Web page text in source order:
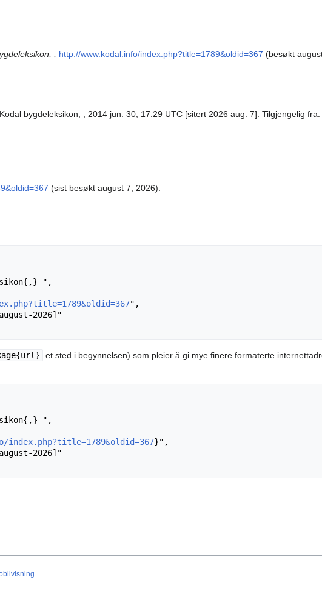
, http://www.kodal.info/index.php?title=1789&oldid=367 (besøkt
bygdeleksikon, ; 2014 jun. 30, 17:29 UTC [sitert 2026 aug. 7]. Tilgjengelig fra:
(sist besøkt august 7, 2026).
",
et sted i begynnelsen) som pleier å gi mye finere formaterte
}",